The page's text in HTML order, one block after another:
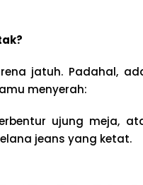
jatuh. Padahal,
menyerah:
ujung meja,
jeans yang ketat.